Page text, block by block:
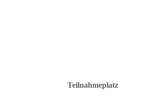
Teilnahmeplatz